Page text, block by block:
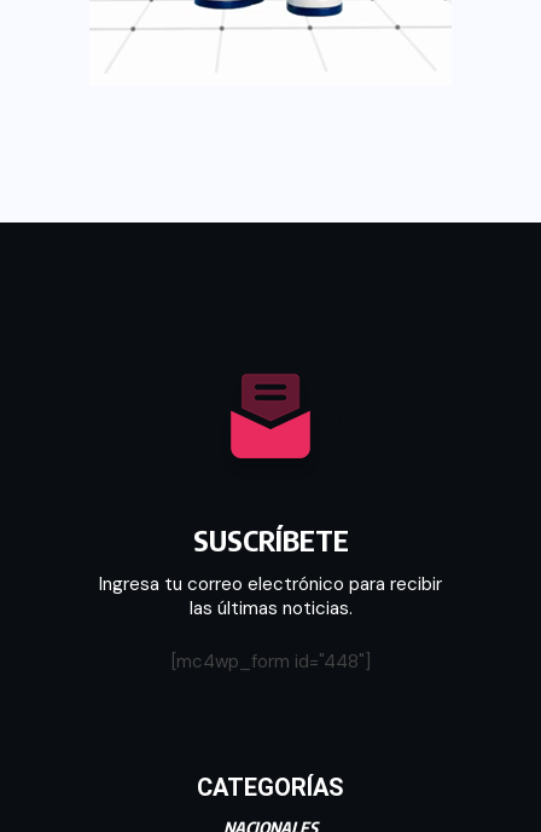
SUSCRÍBETE
Ingresa tu correo electrónico para recibir
las últimas noticias.
[mc4wp_form id="448"]
CATEGORÍAS
NACIONALES